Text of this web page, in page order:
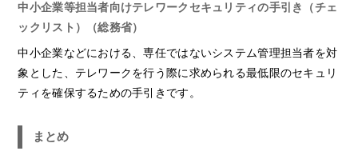
中小企業等担当者向けテレワークセキュリティの手引き（チェ
ックリスト）（総務省）
中小企業などにおける、専任ではないシステム管理担当者を対
象とした、テレワークを行う際に求められる最低限のセキュリ
ティを確保するための手引きです。
まとめ